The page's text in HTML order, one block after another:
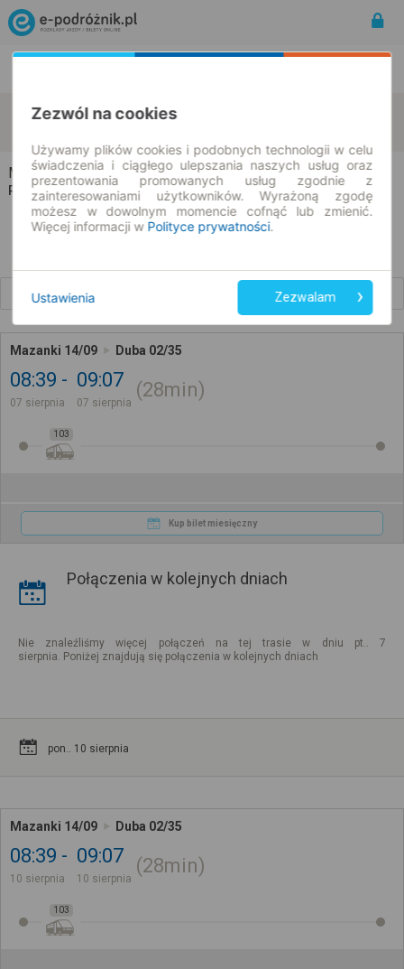
Mazanki Duba
Mazanki → Duba
Rozkład jazdy i bilety
Mazanki 14/09 Duba 02/35
08:39
07 sierpnia
09:07
07 sierpnia
28min
103
Kup bilet miesięczny
Połączenia w kolejnych dniach
Nie znaleźliśmy więcej połączeń na tej trasie w dniu pt.. 7
sierpnia. Poniżej znajdują się połączenia w kolejnych dniach
pon.. 10 sierpnia
Mazanki 14/09 Duba 02/35
08:39
10 sierpnia
09:07
10 sierpnia
28min
103
Zezwól na cookies
Używamy plików cookies i podobnych technologii w celu
świadczenia i ciągłego ulepszania naszych usług oraz
prezentowania promowanych usług zgodnie z
zainteresowaniami użytkowników. Wyrażoną zgodę
możesz w dowolnym momencie cofnąć lub zmienić.
Więcej informacji w Polityce prywatności.
Ustawienia Zezwalam